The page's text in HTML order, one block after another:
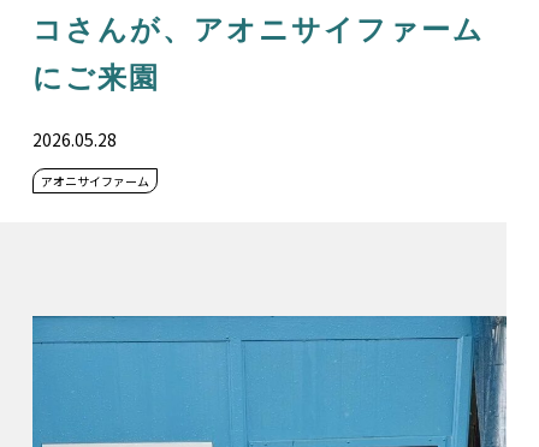
コさんが、アオニサイファーム
にご来園
2026.05.28
アオニサイファーム